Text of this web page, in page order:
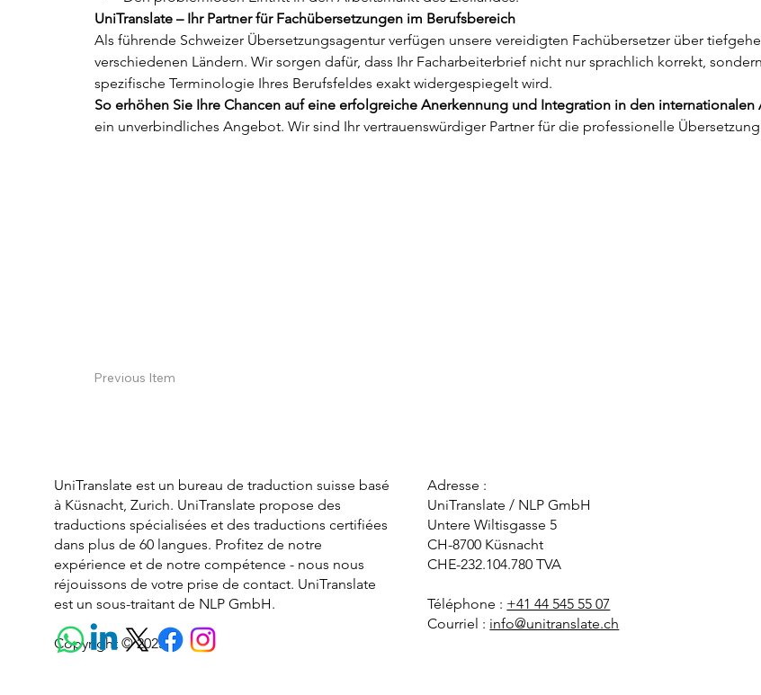
UniTranslate – Ihr Partner für Fachübersetzungen im Berufsbereich
Als führende Schweizer Übersetzungsagentur verfügen unsere vereidigten Fachübersetzer über
verschiedenen Ländern. Wir sorgen dafür, dass Ihr Facharbeiterbrief nicht nur sprachlich korrekt,
spezifische Terminologie Ihres Berufsfeldes exakt widergespiegelt wird.
So erhöhen Sie Ihre Chancen auf eine erfolgreiche Anerkennung und Integration in den internationalen
ein unverbindliches Angebot. Wir sind Ihr vertrauenswürdiger Partner für die professionelle
Previous Item
Adresse :
UniTranslate / NLP GmbH
Untere Wiltisgasse 5
CH-8700 Küsnacht
CHE-232.104.780 TVA
Téléphone : +41 44 545 55 07
Courriel : info@unitranslate.ch
UniTranslate est un bureau de traduction suisse basé
à Küsnacht, Zurich. UniTranslate propose des
traductions spécialisées et des traductions certifiées
dans plus de 60 langues. Profitez de notre
expérience et de notre compétence - nous nous
réjouissons de votre prise de contact. UniTranslate
est un sous-traitant de NLP GmbH.
Copyright © 2025.